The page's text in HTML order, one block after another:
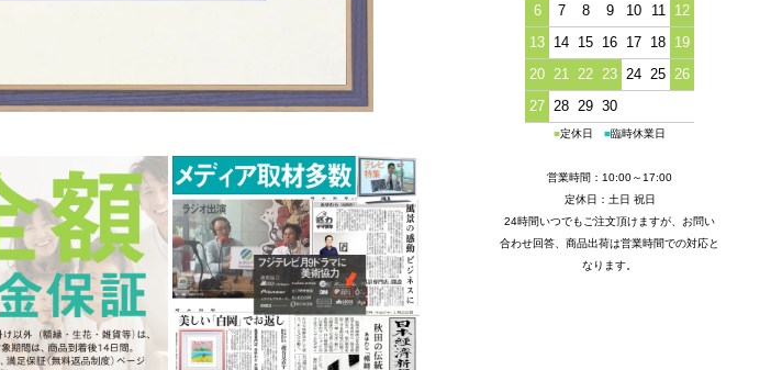
6
7 8 9 10 11
12
13 14 15 16 17 18 19
20 21 22 23 24 25 26
27 28 29 30
■定休日 ■臨時休業日
営業時間：10:00～17:00
定休日：土日 祝日
24時間いつでもご注文頂けますが、お問い
合わせ回答、商品出荷は営業時間での対応と
なります。